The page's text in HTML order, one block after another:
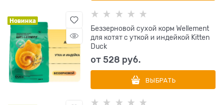
Новинка
Беззерновой сухой корм Wellement
для котят с уткой и индейкой Kitten
Duck
от528 руб.
ВЫБРАТЬ